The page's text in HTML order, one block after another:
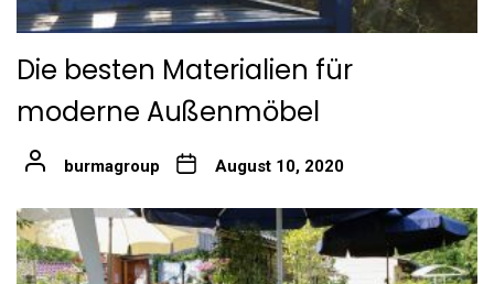
Die besten Materialien für
moderne Außenmöbel
burmagroup August 10, 2020